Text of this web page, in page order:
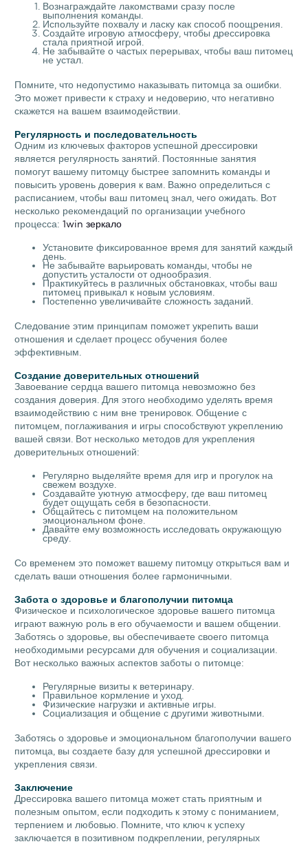
Вознаграждайте лакомствами сразу после
выполнения команды.
Используйте похвалу и ласку как способ поощрения.
Создайте игровую атмосферу, чтобы дрессировка
стала приятной игрой.
Не забывайте о частых перерывах, чтобы ваш питомец
не устал.
Помните, что недопустимо наказывать питомца за ошибки.
Это может привести к страху и недоверию, что негативно
скажется на вашем взаимодействии.
Регулярность и последовательность
Одним из ключевых факторов успешной дрессировки
является регулярность занятий. Постоянные занятия
помогут вашему питомцу быстрее запомнить команды и
повысить уровень доверия к вам. Важно определиться с
расписанием, чтобы ваш питомец знал, чего ожидать. Вот
несколько рекомендаций по организации учебного
процесса:1win зеркало
Установите фиксированное время для занятий каждый
день.
Не забывайте варьировать команды, чтобы не
допустить усталости от однообразия.
Практикуйтесь в различных обстановках, чтобы ваш
питомец привыкал к новым условиям.
Постепенно увеличивайте сложность заданий.
Следование этим принципам поможет укрепить ваши
отношения и сделает процесс обучения более
эффективным.
Создание доверительных отношений
Завоевание сердца вашего питомца невозможно без
создания доверия. Для этого необходимо уделять время
взаимодействию с ним вне тренировок. Общение с
питомцем, поглаживания и игры способствуют укреплению
вашей связи. Вот несколько методов для укрепления
доверительных отношений:
Регулярно выделяйте время для игр и прогулок на
свежем воздухе.
Создавайте уютную атмосферу, где ваш питомец
будет ощущать себя в безопасности.
Общайтесь с питомцем на положительном
эмоциональном фоне.
Давайте ему возможность исследовать окружающую
среду.
Со временем это поможет вашему питомцу открыться вам и
сделать ваши отношения более гармоничными.
Забота о здоровье и благополучии питомца
Физическое и психологическое здоровье вашего питомца
играют важную роль в его обучаемости и вашем общении.
Заботясь о здоровье, вы обеспечиваете своего питомца
необходимыми ресурсами для обучения и социализации.
Вот несколько важных аспектов заботы о питомце:
Регулярные визиты к ветеринару.
Правильное кормление и уход.
Физические нагрузки и активные игры.
Социализация и общение с другими животными.
Заботясь о здоровье и эмоциональном благополучии вашего
питомца, вы создаете базу для успешной дрессировки и
укрепления связи.
Заключение
Дрессировка вашего питомца может стать приятным и
полезным опытом, если подходить к этому с пониманием,
терпением и любовью. Помните, что ключ к успеху
заключается в позитивном подкреплении, регулярных